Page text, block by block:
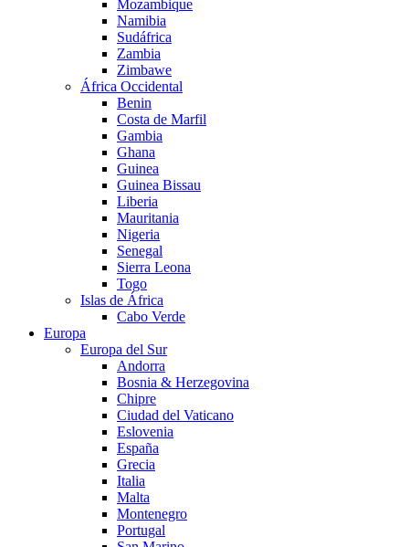
Mozambique
Namibia
Sudáfrica
Zambia
Zimbawe
África Occidental
Benin
Costa de Marfil
Gambia
Ghana
Guinea
Guinea Bissau
Liberia
Mauritania
Nigeria
Senegal
Sierra Leona
Togo
Islas de África
Cabo Verde
Europa
Europa del Sur
Andorra
Bosnia & Herzegovina
Chipre
Ciudad del Vaticano
Eslovenia
España
Grecia
Italia
Malta
Montenegro
Portugal